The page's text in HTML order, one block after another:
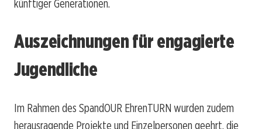
künftiger Generationen.
Auszeichnungen für engagierte
Jugendliche
Im Rahmen des SpandOUR EhrenTURN wurden zudem
herausragende Projekte und Einzelpersonen geehrt, die